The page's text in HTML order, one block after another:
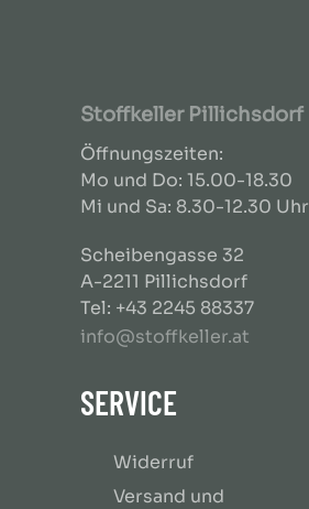
Stoffkeller Pillichsdorf
Öffnungszeiten:
Mo und Do: 15.00-18.30
Mi und Sa: 8.30-12.30 Uhr
Scheibengasse 32
A-2211 Pillichsdorf
Tel: +43 2245 88337
info@stoffkeller.at
SERVICE
Widerruf
Versand und